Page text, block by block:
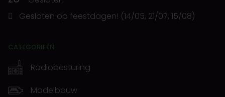
Gesloten op feestdagen! (14/05, 21/07, 15/08)
CATEGORIEËN
Radiobesturing
Modelbouw